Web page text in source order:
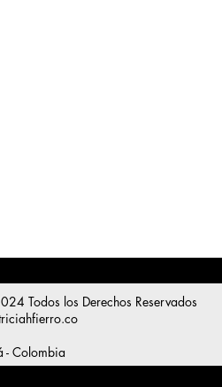
Todos los Derechos Reservados
- Colombia